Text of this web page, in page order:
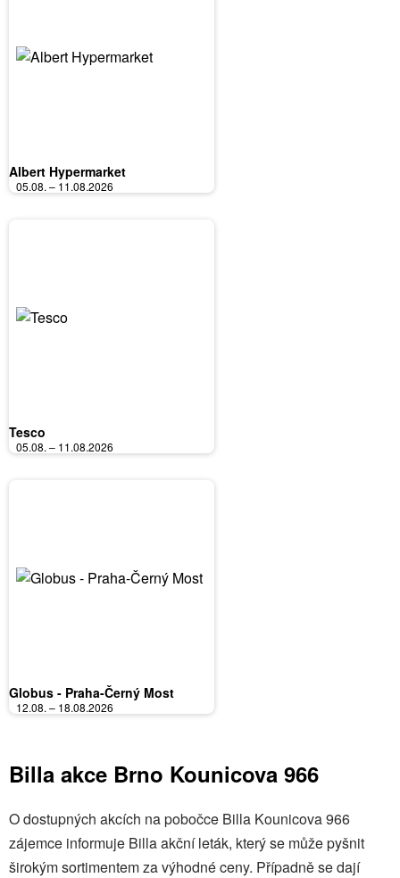
Albert Hypermarket
05.08. – 11.08.2026
Tesco
05.08. – 11.08.2026
Globus - Praha-Černý Most
12.08. – 18.08.2026
Billa akce Brno Kounicova 966
O dostupných akcích na pobočce Billa Kounicova 966
zájemce informuje Billa akční leták, který se může pyšnit
širokým sortimentem za výhodné ceny. Případně se dají